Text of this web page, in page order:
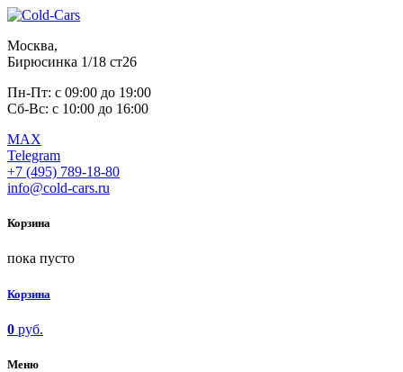
Москва,
Бирюсинка 1/18 ст26 ​
Пн-Пт: с 09:00 до 19:00
Сб-Вс: с 10:00 до 16:00
MAX
Telegram
+7 (495) 789-18-80
info@cold-cars.ru
Корзина
пока пусто
Корзина
0 руб.
Меню